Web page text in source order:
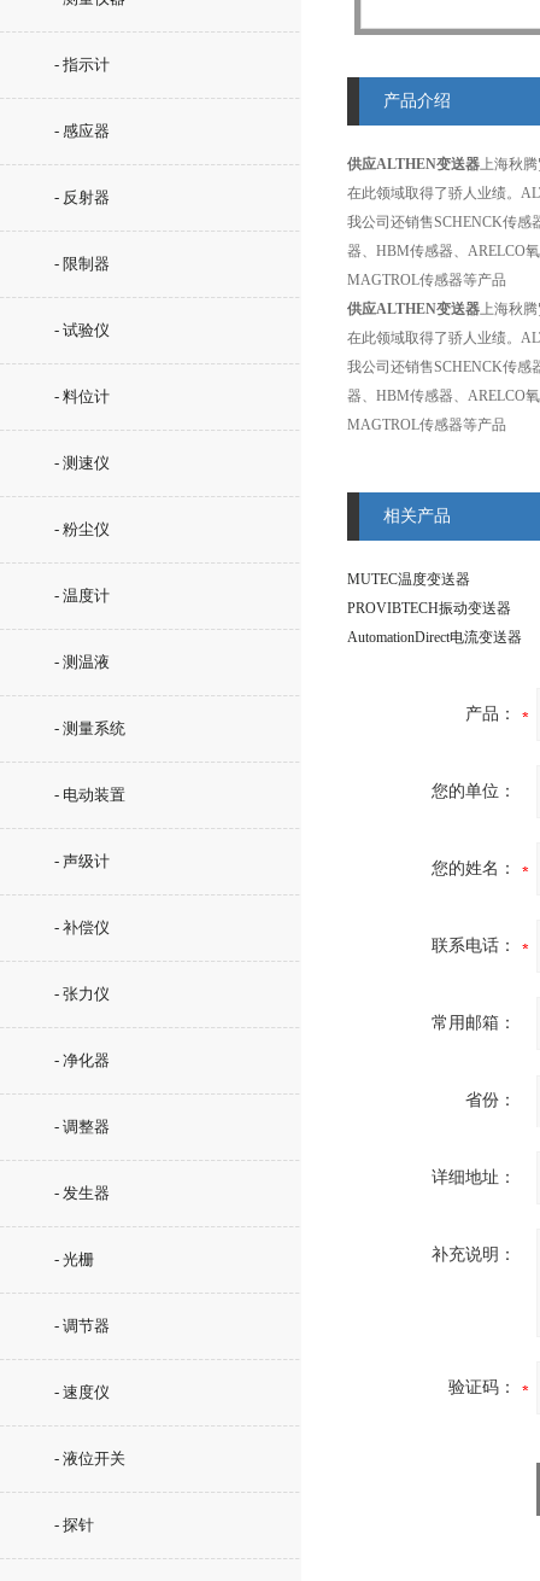
- 指示计
- 感应器
- 反射器
- 限制器
- 试验仪
- 料位计
- 测速仪
- 粉尘仪
- 温度计
- 测温液
- 测量系统
- 电动装置
- 声级计
- 补偿仪
- 张力仪
- 净化器
- 调整器
- 发生器
- 光栅
- 调节器
- 速度仪
- 液位开关
- 探针
产品介绍
供应ALTHEN变送器上海秋
在此领域取得了骄人业绩。
我公司还销售SCHENCK传感
器、HBM传感器、ARELCO
MAGTROL传感器等产品
供应ALTHEN变送器上海秋
在此领域取得了骄人业绩。
我公司还销售SCHENCK传感
器、HBM传感器、ARELCO
MAGTROL传感器等产品
相关产品
MUTEC温度变送器
PROVIBTECH振动变送器
AutomationDirect电流变送器
产品：
您的单位：
您的姓名：
联系电话：
常用邮箱：
省份：
详细地址：
补充说明：
验证码：